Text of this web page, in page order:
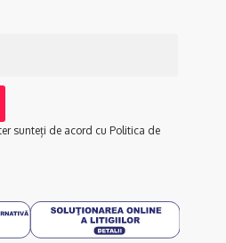
sunteți de acord cu Politica de